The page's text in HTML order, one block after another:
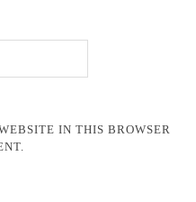
IN THIS BROWSER